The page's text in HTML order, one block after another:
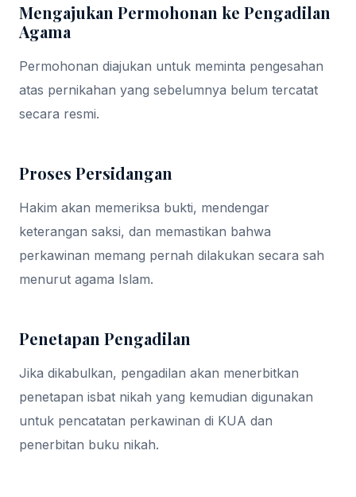
Mengajukan Permohonan ke Pengadilan
Agama
Permohonan diajukan untuk meminta pengesahan
atas pernikahan yang sebelumnya belum tercatat
secara resmi.
Proses Persidangan
Hakim akan memeriksa bukti, mendengar
keterangan saksi, dan memastikan bahwa
perkawinan memang pernah dilakukan secara sah
menurut agama Islam.
Penetapan Pengadilan
Jika dikabulkan, pengadilan akan menerbitkan
penetapan isbat nikah yang kemudian digunakan
untuk pencatatan perkawinan di KUA dan
penerbitan buku nikah.